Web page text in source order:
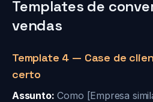
Templates de
vendas
Template 4 — Case de
certo
Assunto: Como [Empresa